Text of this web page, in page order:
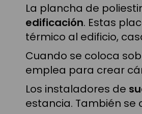
La plancha de
edificación. Estas
térmico al edificio,
Cuando se coloca
emplea para crear
Los instaladores de
estancia. También se